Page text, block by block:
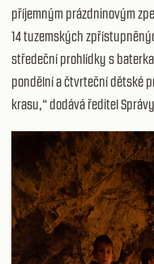
příjemným prázdninovým
14 tuzemských
středeční prohlídky s
pondělní a čtvrteční dětské
krasu,“ dodává ředitel